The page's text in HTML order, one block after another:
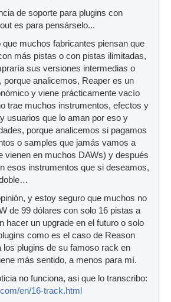
de soporte para plugins con
es para pensárselo...
que muchos fabricantes piensan que
más pistas o con pistas ilimitadas,
sus versiones intermedias o
porque analicemos, Reaper es un
y viene prácticamente vacío
trae muchos instrumentos, efectos y
usuarios que lo aman por eso y
porque analicemos si pagamos
o samples que jamás vamos a
vienen en muchos DAWs) y después
esos instrumentos que si deseamos,
y estoy seguro que muchos no
de 99 dólares con solo 16 pistas a
hacer un upgrade en el futuro o solo
como es el caso de Reason
los plugins de su famoso rack en
más sentido, a menos para mí.
no funciona, asi que lo transcribo:
en/16-track.html